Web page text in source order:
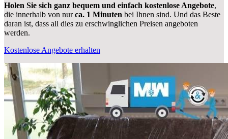
Holen Sie sich ganz bequem und einfach kostenlose Angebote,
die innerhalb von nurca. 1 Minuten bei Ihnen sind. Und das Beste
daran ist, dass all dies zu erschwinglichen Preisen angeboten
werden.
Kostenlose Angebote erhalten